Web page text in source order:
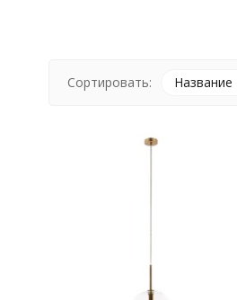
Сортировать: Название